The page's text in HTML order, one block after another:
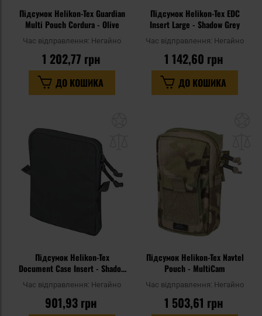
Підсумок Helikon-Tex Guardian
Multi Pouch Cordura - Olive
Час відправлення: Негайно
1 202,77 грн
ДО КОШИКА
Підсумок Helikon-Tex EDC
Insert Large - Shadow Grey
Час відправлення: Негайно
1 142,60 грн
ДО КОШИКА
списку
уподобань
Підсумок Helikon-Tex
Document Case Insert - Shadow
Час відправлення: Негайно
901,93 грн
Підсумок Helikon-Tex Navtel
Pouch - MultiCam
Час відправлення: Негайно
1 503,61 грн